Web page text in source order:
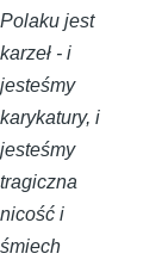
Polaku jest
karzeł - i
jesteśmy
karykatury, i
jesteśmy
tragiczna
nicość i
śmiech